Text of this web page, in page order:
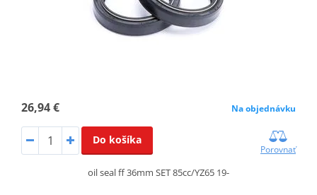
26,94 € Na objednávku
Do košíka
Porovnať
oil seal ff 36mm SET 85cc/YZ65 19-